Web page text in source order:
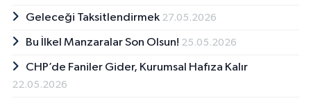
Geleceği Taksitlendirmek 27.05.2026
Bu İlkel Manzaralar Son Olsun! 25.05.2026
CHP’de Faniler Gider, Kurumsal Hafıza Kalır
22.05.2026